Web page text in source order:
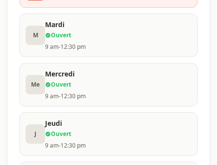
M
Mardi
Ouvert
9 am-12:30 pm
Me
Mercredi
Ouvert
9 am-12:30 pm
J
Jeudi
Ouvert
9 am-12:30 pm